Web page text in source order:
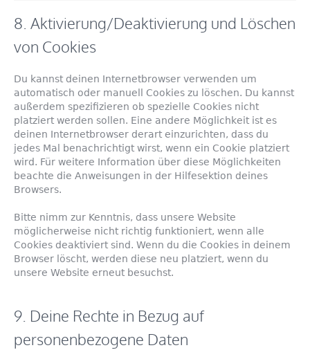
8. Aktivierung/Deaktivierung und Löschen
von Cookies
Du kannst deinen Internetbrowser verwenden um
automatisch oder manuell Cookies zu löschen. Du kannst
außerdem spezifizieren ob spezielle Cookies nicht
platziert werden sollen. Eine andere Möglichkeit ist es
deinen Internetbrowser derart einzurichten, dass du
jedes Mal benachrichtigt wirst, wenn ein Cookie platziert
wird. Für weitere Information über diese Möglichkeiten
beachte die Anweisungen in der Hilfesektion deines
Browsers.
Bitte nimm zur Kenntnis, dass unsere Website
möglicherweise nicht richtig funktioniert, wenn alle
Cookies deaktiviert sind. Wenn du die Cookies in deinem
Browser löscht, werden diese neu platziert, wenn du
unsere Website erneut besuchst.
9. Deine Rechte in Bezug auf
personenbezogene Daten